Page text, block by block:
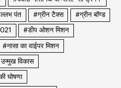
पंत #ग्रीन टैक्स #ग्रीन बॉण्ड
#डीप ओशन मिशन
#नासा का वाईपर मिशन
विकास
घोषणा